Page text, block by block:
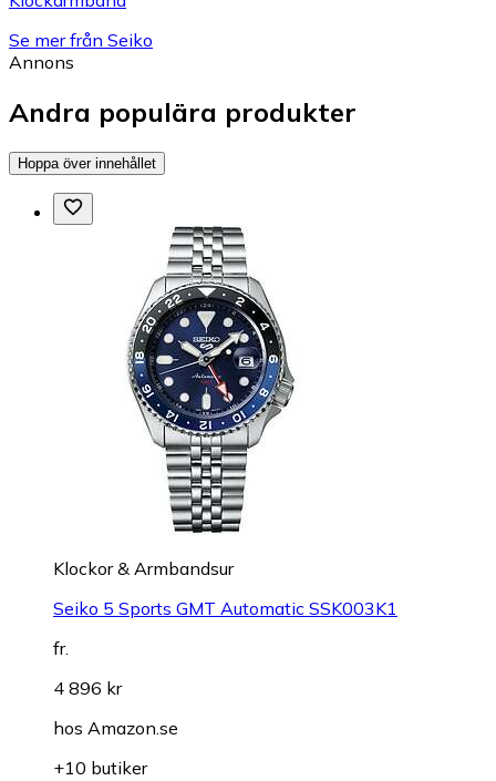
Se mer från Seiko
Annons
Andra populära produkter
Hoppa över innehållet
Klockor & Armbandsur
Seiko 5 Sports GMT Automatic SSK003K1
fr.
4 896 kr
hos Amazon.se
+10 butiker